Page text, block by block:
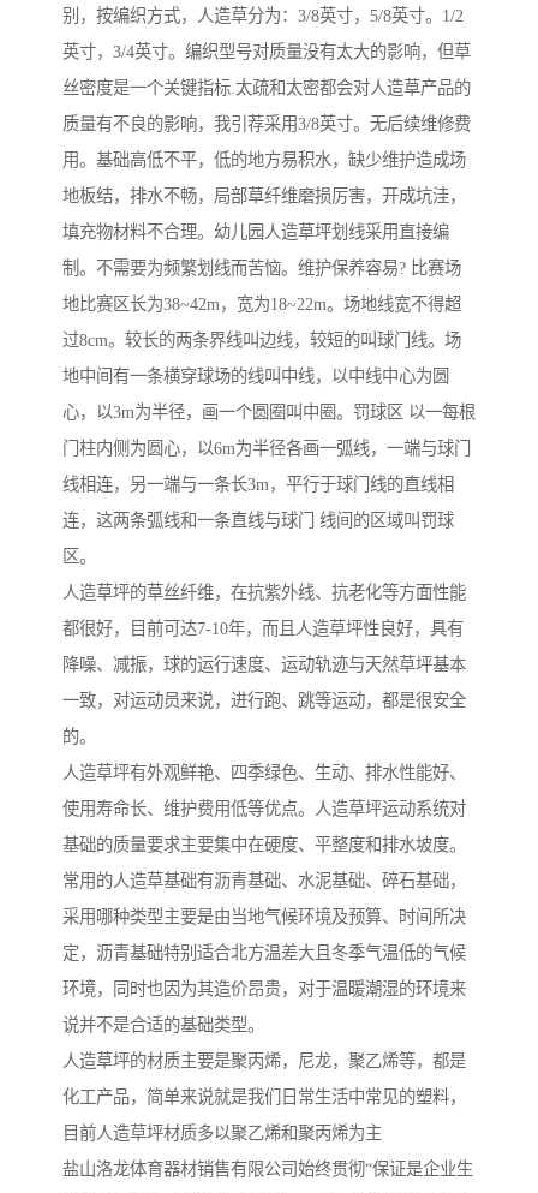
别，按编织方式，人造草分为：3/8英寸，5/8英寸。1/2
英寸，3/4英寸。编织型号对质量没有太大的影响，但草
丝密度是一个关键指标.太疏和太密都会对人造草产品的
质量有不良的影响，我引荐采用3/8英寸。无后续维修费
用。基础高低不平，低的地方易积水，缺少维护造成场
地板结，排水不畅，局部草纤维磨损厉害，开成坑洼，
填充物材料不合理。幼儿园人造草坪划线采用直接编
制。不需要为频繁划线而苦恼。维护保养容易? 比赛场
地比赛区长为38~42m，宽为18~22m。场地线宽不得超
过8cm。较长的两条界线叫边线，较短的叫球门线。场
地中间有一条横穿球场的线叫中线，以中线中心为圆
心，以3m为半径，画一个圆圈叫中圈。罚球区 以一每根
门柱内侧为圆心，以6m为半径各画一弧线，一端与球门
线相连，另一端与一条长3m，平行于球门线的直线相
连，这两条弧线和一条直线与球门 线间的区域叫罚球
区。
人造草坪的草丝纤维，在抗紫外线、抗老化等方面性能
都很好，目前可达7-10年，而且人造草坪性良好，具有
降噪、减振，球的运行速度、运动轨迹与天然草坪基本
一致，对运动员来说，进行跑、跳等运动，都是很安全
的。
人造草坪有外观鲜艳、四季绿色、生动、排水性能好、
使用寿命长、维护费用低等优点。人造草坪运动系统对
基础的质量要求主要集中在硬度、平整度和排水坡度。
常用的人造草基础有沥青基础、水泥基础、碎石基础，
采用哪种类型主要是由当地气候环境及预算、时间所决
定，沥青基础特别适合北方温差大且冬季气温低的气候
环境，同时也因为其造价昂贵，对于温暖潮湿的环境来
说并不是合适的基础类型。
人造草坪的材质主要是聚丙烯，尼龙，聚乙烯等，都是
化工产品，简单来说就是我们日常生活中常见的塑料，
目前人造草坪材质多以聚乙烯和聚丙烯为主
盐山洛龙体育器材销售有限公司始终贯彻“保证是企业生